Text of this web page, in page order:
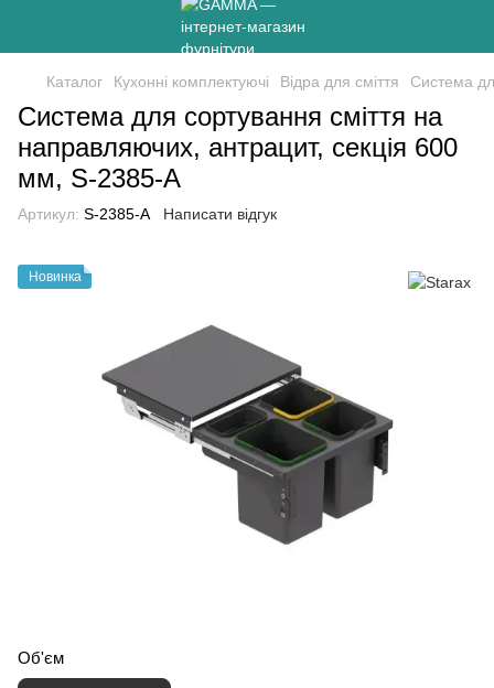
Каталог Кухонні комплектуючі Відра для сміття Система
Система для сортування сміття на
направляючих, антрацит, секція 600
мм, S-2385-А
Артикул: S-2385-A Написати відгук
Новинка
Об'єм